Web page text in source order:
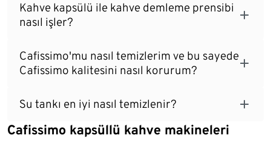
Kahve kapsülü ile kahve demleme prensibi
nasıl işler?
Cafissimo'mu nasıl temizlerim ve bu sayede
Cafissimo kalitesini nasıl korurum?
Su tankı en iyi nasıl temizlenir?
Cafissimo kapsüllü kahve makineleri